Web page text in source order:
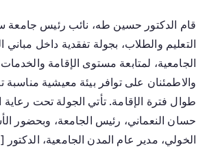
قام الدكتور حسين طه، نائب رئيس جامعة
التعليم والطلاب، بجولة تفقدية داخل مباني
الجامعية، لمتابعة مستوى الإقامة
والاطمئنان على توافر بيئة معيشية
طوال فترة الإقامة. تأتي الجولة تحت رعاية
حسان النعماني، رئيس الجامعة، وبحضور
الخولي، مدير عام المدن الجامعية،